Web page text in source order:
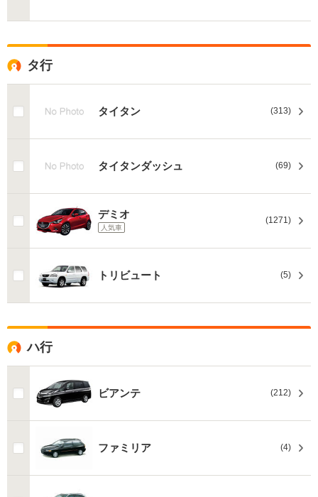
タ行
タイタン (313)
タイタンダッシュ (69)
デミオ
人気車
(1271)
トリビュート (5)
ハ行
ビアンテ (212)
ファミリア (4)